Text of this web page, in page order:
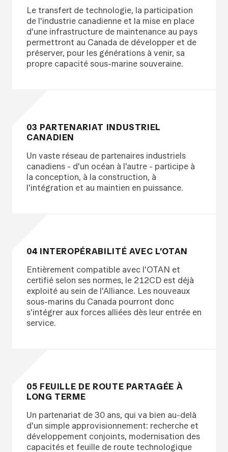
Le transfert de technologie, la participation
de l'industrie canadienne et la mise en place
d'une infrastructure de maintenance au pays
permettront au Canada de développer et de
préserver, pour les générations à venir, sa
propre capacité sous-marine souveraine.
03 PARTENARIAT INDUSTRIEL
CANADIEN
Un vaste réseau de partenaires industriels
canadiens - d'un océan à l'autre - participe à
la conception, à la construction, à
l'intégration et au maintien en puissance.
04 INTEROPÉRABILITÉ AVEC L’OTAN
Entièrement compatible avec l'OTAN et
certifié selon ses normes, le 212CD est déjà
exploité au sein de l'Alliance. Les nouveaux
sous-marins du Canada pourront donc
s'intégrer aux forces alliées dès leur entrée en
service.
05 FEUILLE DE ROUTE PARTAGÉE À
LONG TERME
Un partenariat de 30 ans, qui va bien au-delà
d'un simple approvisionnement: recherche et
développement conjoints, modernisation des
capacités et feuille de route technologique